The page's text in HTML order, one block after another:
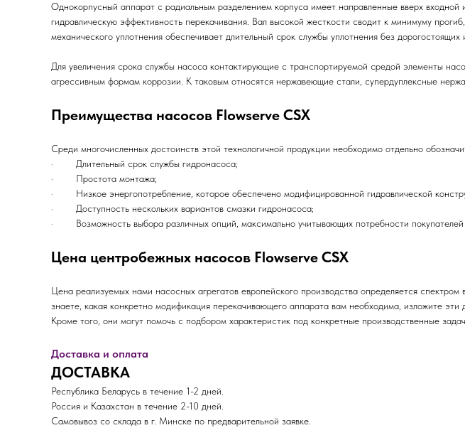
Однокорпусный аппарат с радиальным разделением корпуса имеет направленные вверх
гидравлическую эффективность перекачивания. Вал высокой жесткости сводит к минимуму
механического уплотнения обеспечивает длительный срок службы уплотнения без дорогостоящих
Для увеличения срока службы насоса контактирующие с транспортируемой средой элементы
агрессивным формам коррозии. К таковым относятся нержавеющие стали, супердуплексные
Преимущества насосов Flowserve CSX
Среди многочисленных достоинств этой технологичной продукции необходимо отдельно
· Длительный срок службы гидронасоса;
· Простота монтажа;
· Низкое энергопотребление, которое обеспечено модифицированной гидравлической
· Доступность нескольких вариантов смазки гидронасоса;
· Возможность выбора различных опций, максимально учитывающих потребности покупателей
Цена центробежных насосов Flowserve CSX
Цена реализуемых нами насосных агрегатов европейского производства определяется
знаете, какая конкретно модификация перекачивающего аппарата вам необходима, изложите
Кроме того, они могут помочь с подбором характеристик под конкретные производственные
Доставка и оплата
ДОСТАВКА
Республика Беларусь в течение 1-2 дней.
Россия и Казахстан в течение 2-10 дней.
Самовывоз со склада в г. Минске по предварительной заявке.